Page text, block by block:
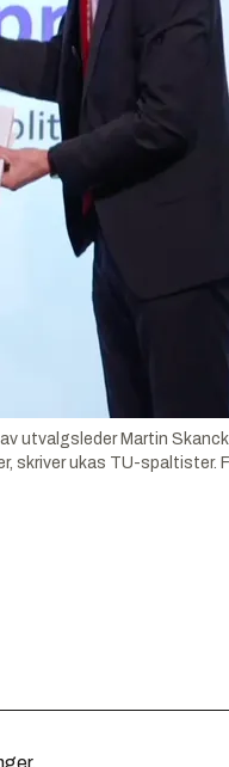
utvalgsleder Martin
skriver ukas TU-spaltister.